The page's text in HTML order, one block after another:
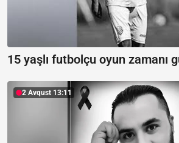
15 yaşlı futbolçu oyun zamanı
2 Avqust 13:11